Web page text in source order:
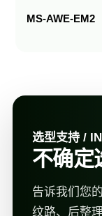
MS-AWE-EM2
选型支持 /
不确定
告诉我们您
纹路、后整